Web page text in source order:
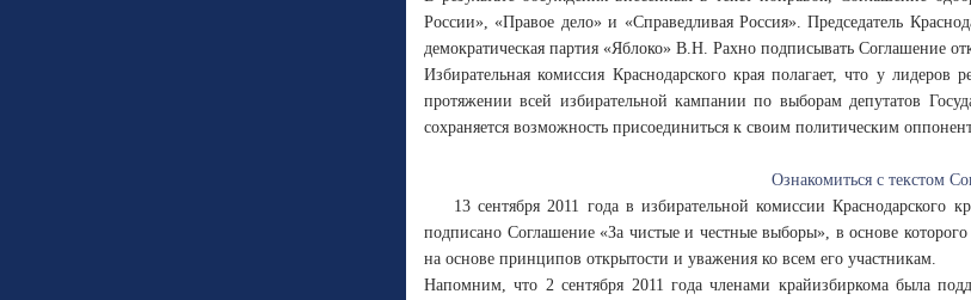
России», «Правое дело» и «Справедливая Россия». Председатель
демократическая партия «Яблоко» В.Н. Рахно подписывать Соглашение
Избирательная комиссия Краснодарского края полагает, что у
протяжении всей избирательной кампании по выборам депутатов
сохраняется возможность присоединиться к своим политическим
Ознакомиться с текстом
13 сентября 2011 года в избирательной комиссии Краснодарского
подписано Соглашение «За чистые и честные выборы», в основе
на основе принципов открытости и уважения ко всем его участникам.
Напомним, что 2 сентября 2011 года членами крайизбиркома была